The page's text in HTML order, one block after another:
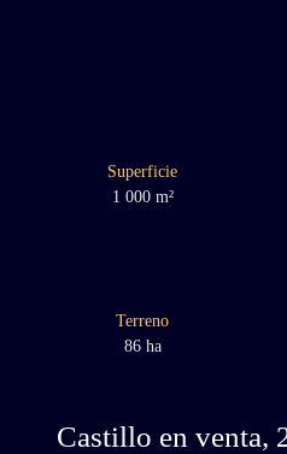
Superficie
1 000 m²
Terreno
86 ha
Castillo en venta,